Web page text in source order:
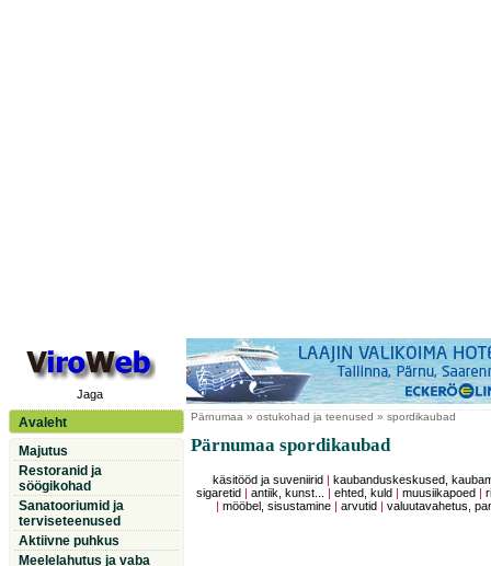
Jaga
Avaleht
Majutus
Restoranid ja
söögikohad
Sanatooriumid ja
terviseteenused
Aktiivne puhkus
Meelelahutus ja vaba
Pärnumaa » ostukohad ja teenused » spordikaubad
Pärnumaa spordikaubad
käsitööd ja suveniirid
kaubanduskeskused,
sigaretid
|antiik, kunst... |ehted, kuld |muusiikapoed |
|mööbel, sisustamine |arvutid |valuutavahetus,